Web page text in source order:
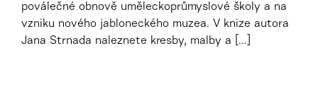
poválečné obnově uměleckoprůmyslové školy a na
vzniku nového jabloneckého muzea. V knize autora
Jana Strnada naleznete kresby, malby a [...]